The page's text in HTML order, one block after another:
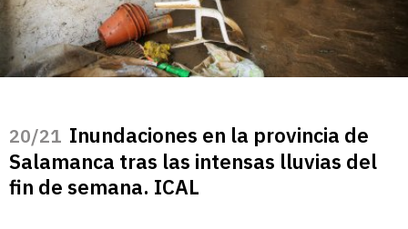
/21 Inundaciones en la provincia de
Salamanca tras las intensas lluvias del
fin de semana. ICAL